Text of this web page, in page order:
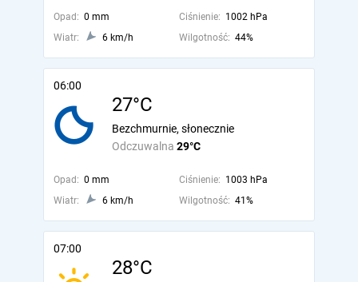
Opad: 0 mm Ciśnienie: 1002 hPa
Wiatr:
6 km/h Wilgotność: 44%
06:00
27°C
Odczuwalna 29°C
Bezchmurnie, słonecznie
Opad: 0 mm Ciśnienie: 1003 hPa
Wiatr:
6 km/h Wilgotność: 41%
07:00
28°C